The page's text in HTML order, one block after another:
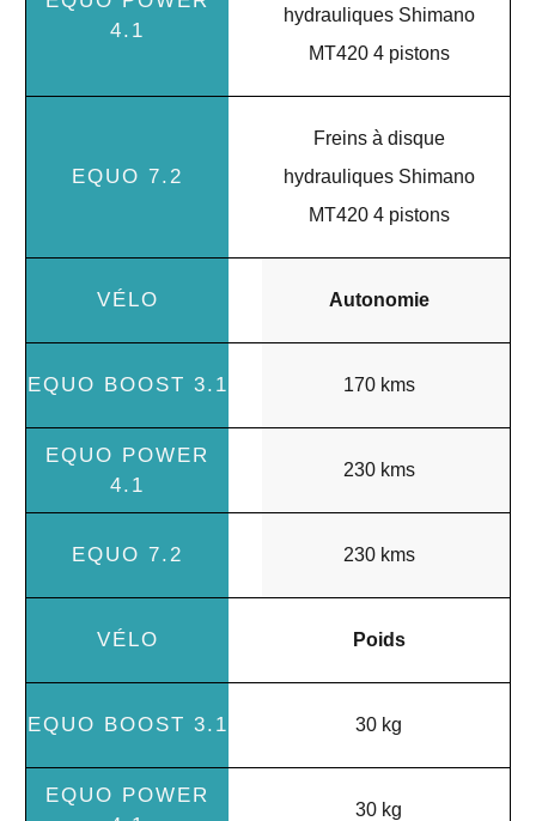
hydrauliques Shimano
MT420 4 pistons
Freins à disque
hydrauliques Shimano
MT420 4 pistons
Autonomie
170 kms
230 kms
230 kms
Poids
30 kg
30 kg